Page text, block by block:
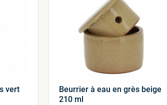
vert
Beurrier à eau en grès beige
210 ml